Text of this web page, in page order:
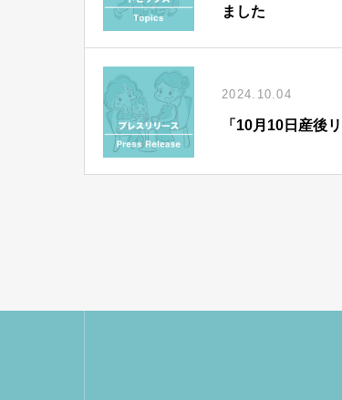
ました
2024.10.04
「10月10日産後